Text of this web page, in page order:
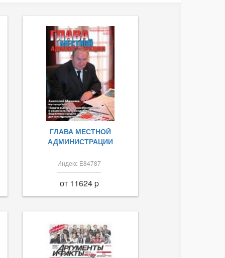
ГЛАВА МЕСТНОЙ
АДМИНИСТРАЦИИ
Индекс Е84787
от 11624 p